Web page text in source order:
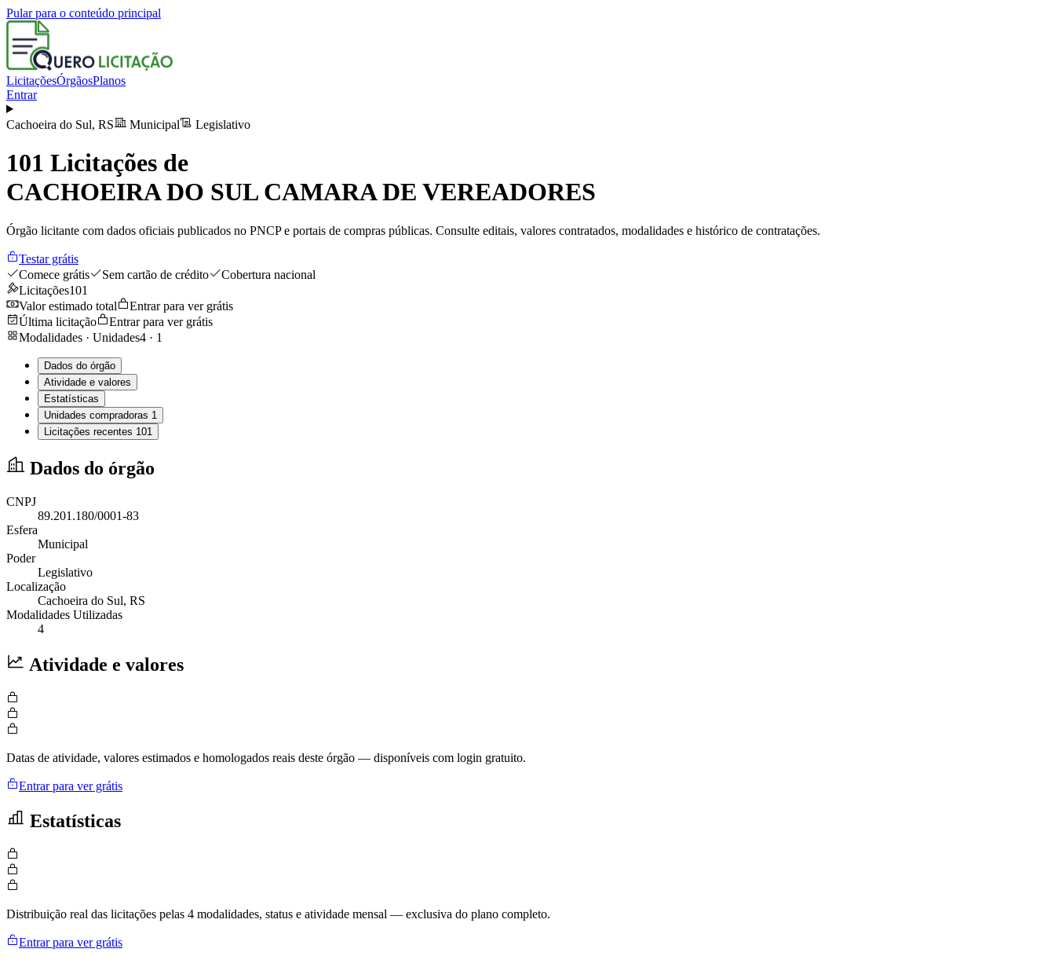
Pular para o conteúdo principal
LicitaçõesÓrgãosPlanos
Entrar
Cachoeira do Sul, RS Municipal Legislativo
101 Licitações de
CACHOEIRA DO SUL CAMARA DE VEREADORES
Órgão licitante com dados oficiais publicados no PNCP e portais de compras públicas. Consulte editais, valores contratados, modalidades e histórico de contratações.
Testar grátis
Comece grátis
Sem cartão de crédito
Cobertura nacional
Licitações101
Valor estimado total
Entrar para ver grátis
Última licitação
Entrar para ver grátis
Modalidades · Unidades4 · 1
Dados do órgão
Atividade e valores
Estatísticas
Unidades compradoras 1
Licitações recentes 101
Dados do órgão
CNPJ
89.201.180/0001-83
Esfera
Municipal
Poder
Legislativo
Localização
Cachoeira do Sul, RS
Modalidades Utilizadas
4
Atividade e valores
Datas de atividade, valores estimados e homologados reais deste órgão — disponíveis com login gratuito.
Entrar para ver grátis
Estatísticas
Distribuição real das licitações pelas 4 modalidades, status e atividade mensal — exclusiva do plano completo.
Entrar para ver grátis